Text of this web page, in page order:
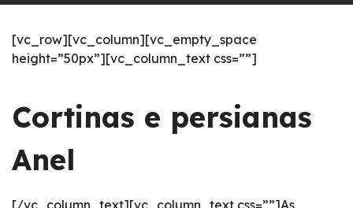
[vc_row][vc_column][vc_empty_space
height=”50px”][vc_column_text css=””]
Cortinas e persianas
Anel
[/vc_column_text][vc_column_text css=””]As